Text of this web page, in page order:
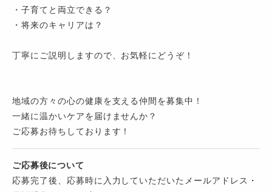
・子育てと両立できる？
・将来のキャリアは？
丁寧にご説明しますので、お気軽にどうぞ！
地域の方々の心の健康を支える仲間を募集中！
一緒に温かいケアを届けませんか？
ご応募お待ちしております！
ご応募後について
応募完了後、応募時に入力していただいたメールアドレス・